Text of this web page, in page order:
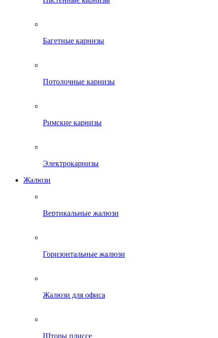
Багетные карнизы
Потолочные карнизы
Римские карнизы
Электрокарнизы
Жалюзи
Вертикальные жалюзи
Горизонтальные жалюзи
Жалюзи для офиса
Шторы плиссе